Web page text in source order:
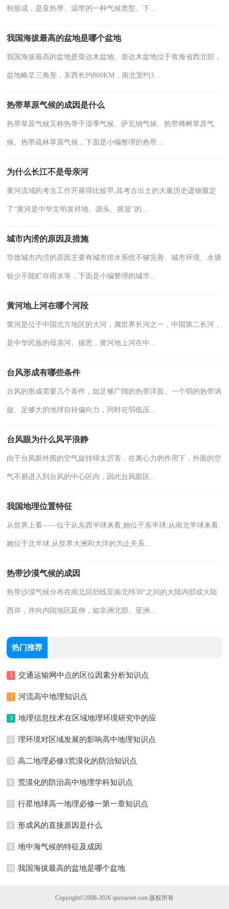
制形成，是亚热带、温带的一种气候类型。下...
我国海拔最高的盆地是哪个盆地
我国海拔最高的盆地是柴达木盆地。柴达木盆地位于青海省西北部，
盆地略呈三角形，东西长约800KM，南北宽约3...
热带草原气候的成因是什么
热带草原气候又称热带干湿季气候、萨瓦纳气候、热带稀树草原气
候、热带疏林草原气候，下面是小编整理的热带...
为什么长江不是母亲河
黄河流域的考古工作开展得比较早,其考古出土的大量历史遗物奠定
了“黄河是中华文明发祥地、源头、摇篮”的...
城市内涝的原因及措施
导致城市内涝的原因主要有城市排水系统不够完善、城市环境、水塘
较少不能贮存雨水等，下面是小编整理的城市...
黄河地上河在哪个河段
黄河是位于中国北方地区的大河，属世界长河之一，中国第二长河，
是中华民族的母亲河。据悉，黄河地上河在中...
台风形成有哪些条件
台风的形成需要几个条件，如足够广阔的热带洋面、一个弱的热带涡
旋、足够大的地球自转偏向力，同时在弱低压...
台风眼为什么风平浪静
由于台风眼外围的空气旋转得太厉害，在离心力的作用下，外面的空
气不易进入到台风的中心区内，因此台风眼区...
我国地理位置特征
从世界上看——位于从东西半球来看,她位于东半球;从南北半球来看,
她位于北半球;从世界大洲和大洋的为止关系...
热带沙漠气候的成因
热带沙漠气候分布在南北回归线至南北纬30°之间的大陆内部或大陆
西岸，并向内陆地区延伸，如非洲北部、亚洲...
热门推荐
1 交通运输网中点的区位因素分析知识点
2 河流高中地理知识点
3
地理信息技术在区域地理环境研究中的应
4 理环境对区域发展的影响高中地理知识点
5 高二地理必修3荒漠化的防治知识点
6 荒漠化的防治高中地理学科知识点
7 行星地球高一地理必修一第一章知识点
8 形成风的直接原因是什么
9 地中海气候的特征及成因
10 我国海拔最高的盆地是哪个盆地
Copyright©2008-2026 qiuxuenet.com 版权所有